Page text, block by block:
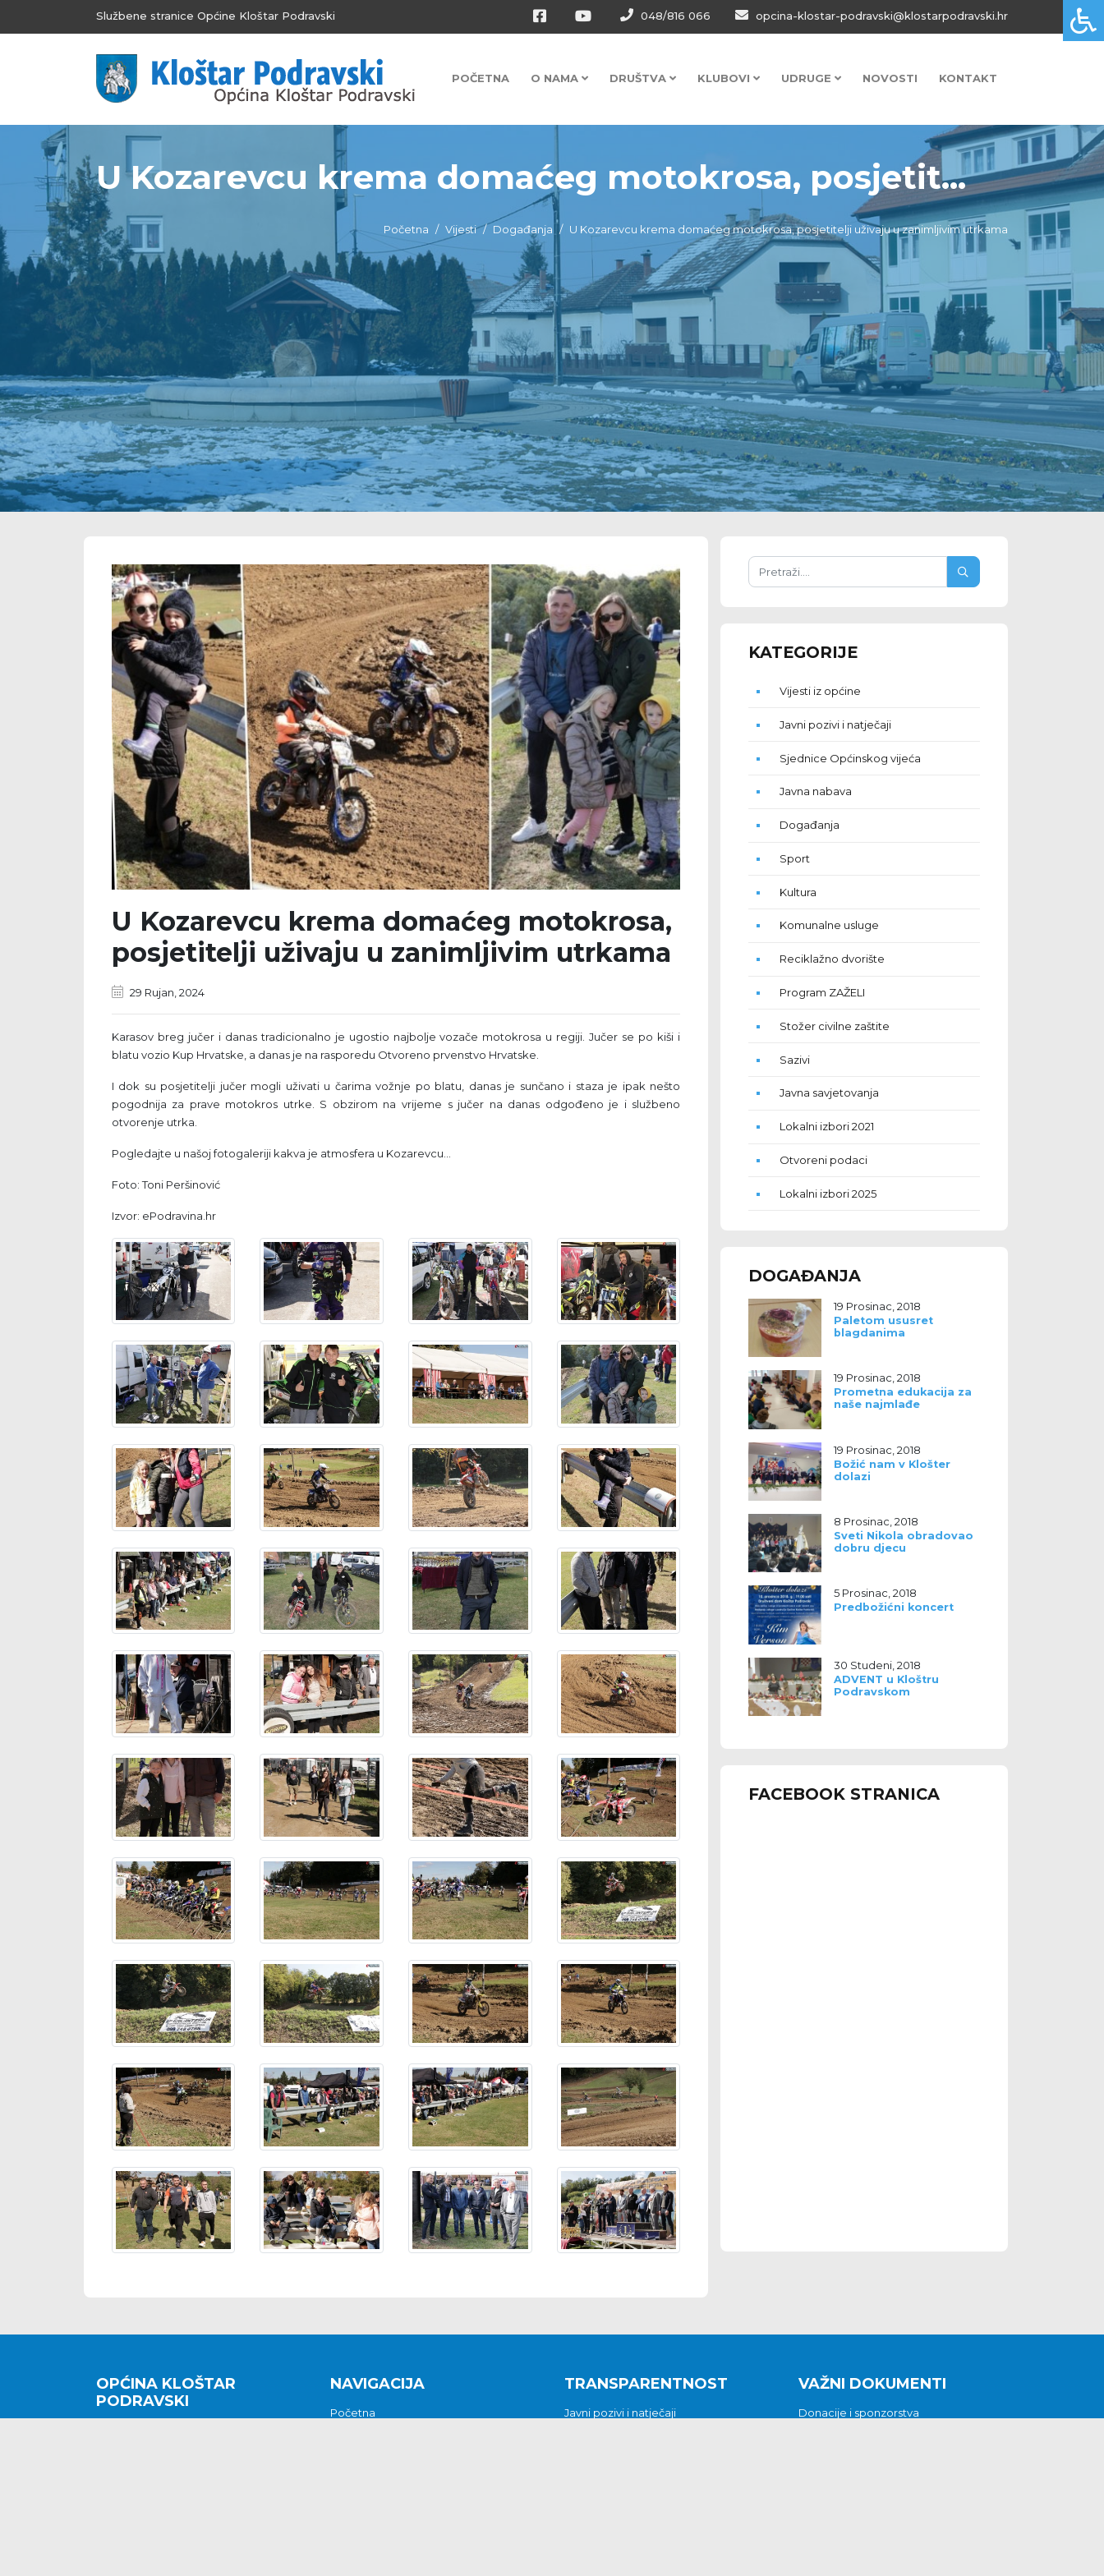
Službene stranice Općine Kloštar Podravski 048/816 066 opcina-klostar-podravski@klostarpodravski.hr
POČETNA O NAMA DRUŠTVA KLUBOVI UDRUGE NOVOSTI KONTAKT
U Kozarevcu krema domaćeg motokrosa, posjetit...
Početna Vijesti Događanja U Kozarevcu krema domaćeg motokrosa, posjetitelji uživaju u zanimljivim utrkama
U Kozarevcu krema domaćeg motokrosa,
posjetitelji uživaju u zanimljivim utrkama
29 Rujan, 2024
Karasov breg jučer i danas tradicionalno je ugostio najbolje vozače motokrosa u regiji. Jučer se po kiši i
blatu vozio Kup Hrvatske, a danas je na rasporedu Otvoreno prvenstvo Hrvatske.
I dok su posjetitelji jučer mogli uživati u čarima vožnje po blatu, danas je sunčano i staza je ipak nešto
pogodnija za prave motokros utrke. S obzirom na vrijeme s jučer na danas odgođeno je i službeno
otvorenje utrka.
Pogledajte u našoj fotogaleriji kakva je atmosfera u Kozarevcu…
Foto: Toni Peršinović
Izvor: ePodravina.hr
KATEGORIJE
Vijesti iz općine
Javni pozivi i natječaji
Sjednice Općinskog vijeća
Javna nabava
Događanja
Sport
Kultura
Komunalne usluge
Reciklažno dvorište
Program ZAŽELI
Stožer civilne zaštite
Sazivi
Javna savjetovanja
Lokalni izbori 2021
Otvoreni podaci
Lokalni izbori 2025
DOGAĐANJA
19 Prosinac, 2018
Paletom ususret
blagdanima
19 Prosinac, 2018
Prometna edukacija za
naše najmlađe
19 Prosinac, 2018
Božić nam v Klošter
dolazi
8 Prosinac, 2018
Sveti Nikola obradovao
dobru djecu
5 Prosinac, 2018
Predbožićni koncert
30 Studeni, 2018
ADVENT u Kloštru
Podravskom
FACEBOOK STRANICA
OPĆINA KLOŠTAR
PODRAVSKI
NAVIGACIJA
Početna
TRANSPARENTNOST
Javni pozivi i natječaji
VAŽNI DOKUMENTI
Donacije i sponzorstva